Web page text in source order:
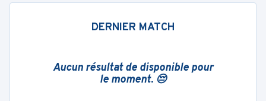
DERNIER MATCH
Aucun résultat de disponible pour
le moment. 😔